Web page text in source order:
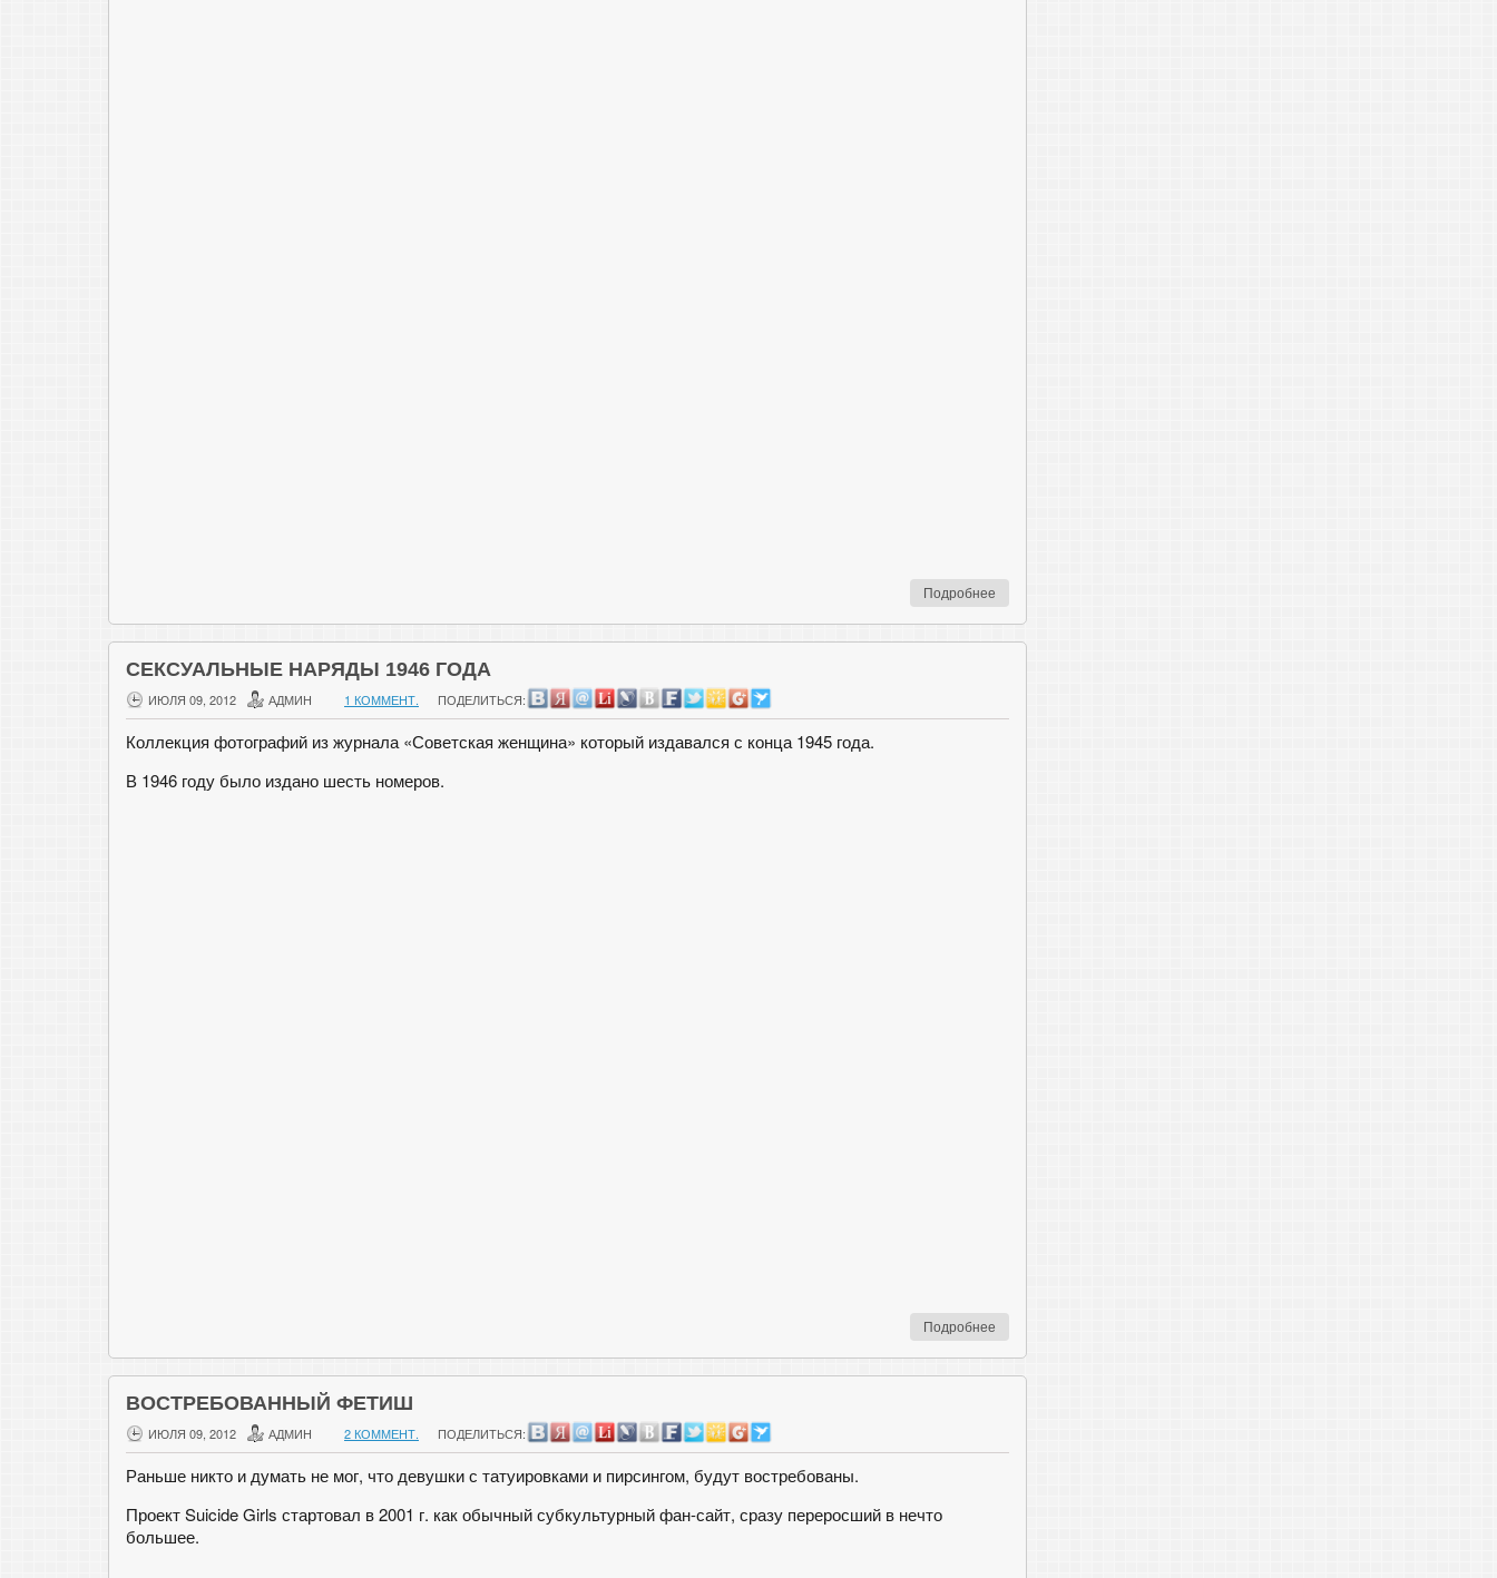
Подробнее
СЕКСУАЛЬНЫЕ НАРЯДЫ 1946 ГОДА
ИЮЛЯ 09, 2012 АДМИН 1 КОММЕНТ. ПОДЕЛИТЬСЯ:
Коллекция фотографий из журнала «Советская женщина» который издавался с конца 1945 года.
В 1946 году было издано шесть номеров.
Подробнее
ВОСТРЕБОВАННЫЙ ФЕТИШ
ИЮЛЯ 09, 2012 АДМИН 2 КОММЕНТ. ПОДЕЛИТЬСЯ:
Раньше никто и думать не мог, что девушки с татуировками и пирсингом, будут востребованы.
Проект Suicide Girls стартовал в 2001 г. как обычный субкультурный фан-сайт, сразу переросший в нечто
большее.